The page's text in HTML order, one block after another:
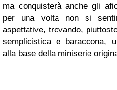
ma conquisterà anche gli
per una volta non si
aspettative, trovando,
semplicistica e baraccona,
alla base della miniserie